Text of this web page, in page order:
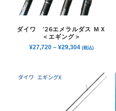
ダイワ ’26エメラルダス ＭＸ
＜エギング＞
¥27,720 –¥29,304 (税込)